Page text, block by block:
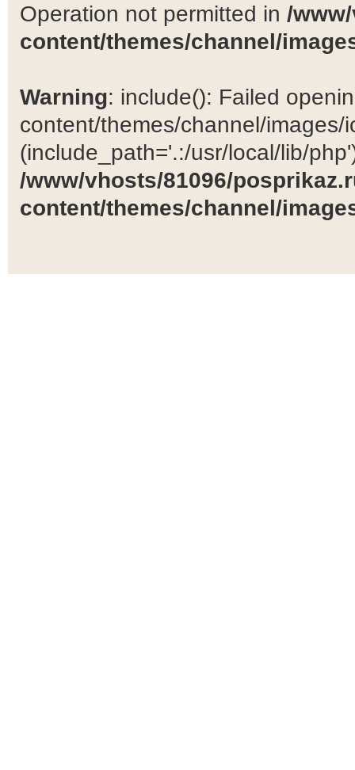
Operation not permitted in /
content/themes/channel/
Warning: include(): Failed
content/themes/channel/images/
(include_path='.:/usr/local/lib/
/www/vhosts/81096/
content/themes/channel/